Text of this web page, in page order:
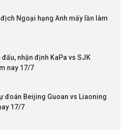
Ngoại hạng Anh mấy lần làm
đấu, nhận định KaPa vs SJK
nay 17/7
đoán Beijing Guoan vs Liaoning
17/7